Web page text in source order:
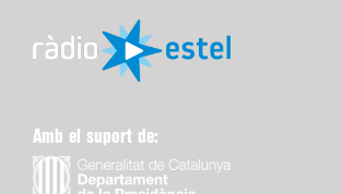
Amb el suport de: